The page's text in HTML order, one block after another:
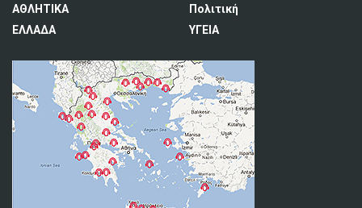
ΑΘΛΗΤΙΚΑ
ΕΛΛΑΔΑ
Πολιτική
ΥΓΕΙΑ